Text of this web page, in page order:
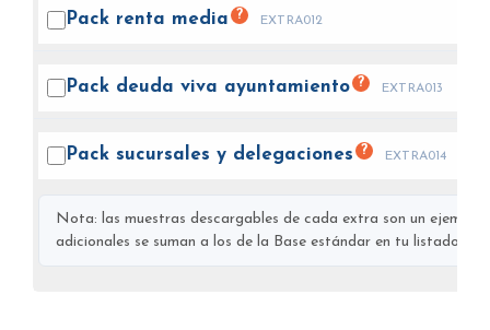
Pack renta media ? EXTRA012
Pack deuda viva ayuntamiento ? EXTRA013
Pack sucursales y delegaciones ? EXTRA014
Nota: las muestras descargables de cada extra son un
adicionales se suman a los de la Base estándar en tu listado